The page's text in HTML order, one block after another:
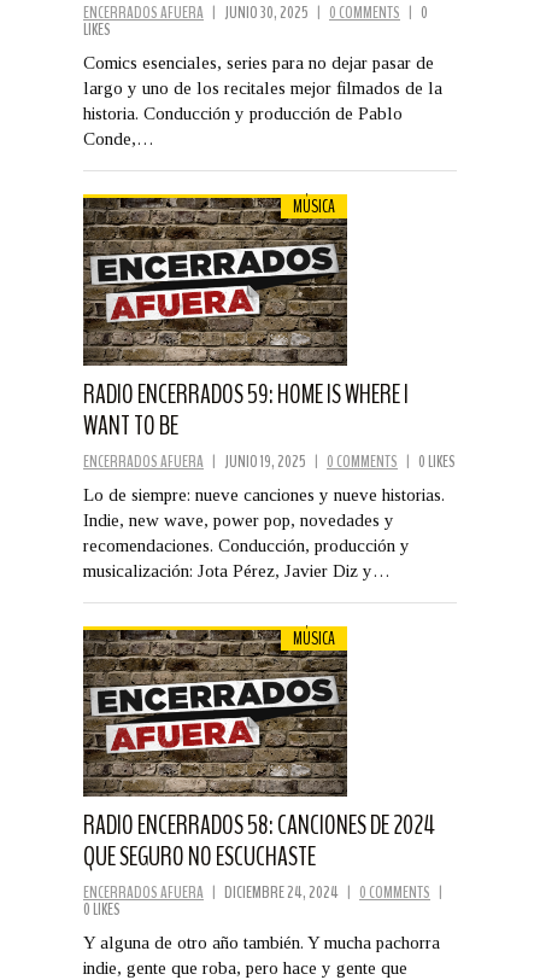
ENCERRADOS AFUERA | JUNIO 30, 2025 | 0 COMMENTS | 0
LIKES
Comics esenciales, series para no dejar pasar de
largo y uno de los recitales mejor filmados de la
historia. Conducción y producción de Pablo
Conde,…
MÚSICA
RADIO ENCERRADOS 59: HOME IS WHERE I
WANT TO BE
ENCERRADOS AFUERA | JUNIO 19, 2025 | 0 COMMENTS | 0 LIKES
Lo de siempre: nueve canciones y nueve historias.
Indie, new wave, power pop, novedades y
recomendaciones. Conducción, producción y
musicalización: Jota Pérez, Javier Diz y…
MÚSICA
RADIO ENCERRADOS 58: CANCIONES DE 2024
QUE SEGURO NO ESCUCHASTE
ENCERRADOS AFUERA | DICIEMBRE 24, 2024 | 0 COMMENTS |
0 LIKES
Y alguna de otro año también. Y mucha pachorra
indie, gente que roba, pero hace y gente que